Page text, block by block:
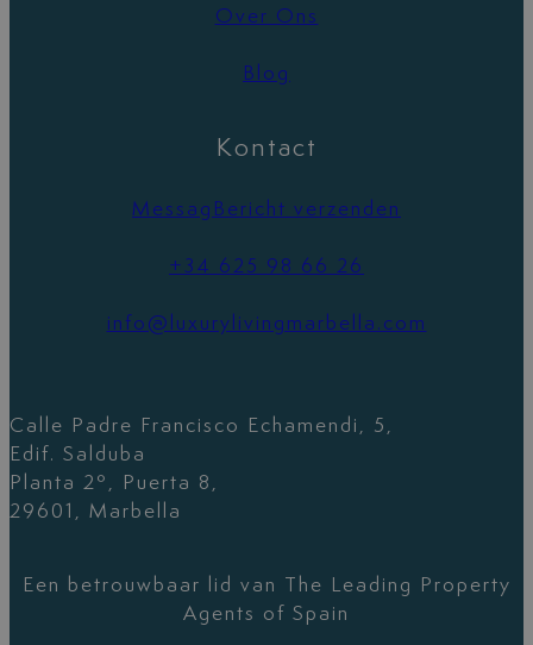
Over Ons
Blog
Kontact
MessagBericht verzenden
+34 625 98 66 26
info@luxurylivingmarbella.com
Calle Padre Francisco Echamendi, 5,
Edif. Salduba
Planta 2º, Puerta 8,
29601, Marbella
Een betrouwbaar lid van The Leading Property
Agents of Spain